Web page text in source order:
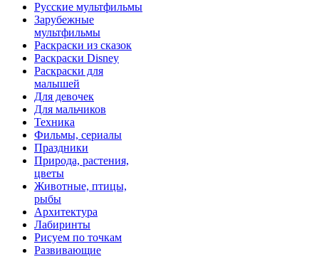
Русские мультфильмы
Зарубежные
мультфильмы
Раскраски из сказок
Раскраски Disney
Раскраски для
малышей
Для девочек
Для мальчиков
Техника
Фильмы, сериалы
Праздники
Природа, растения,
цветы
Животные, птицы,
рыбы
Архитектура
Лабиринты
Рисуем по точкам
Развивающие